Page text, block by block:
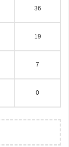
36
19
7
0